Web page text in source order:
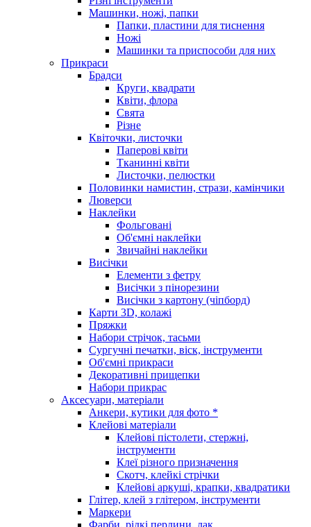
Машинки, ножі, папки
Папки, пластини для тиснення
Ножі
Машинки та приспособи для них
Прикраси
Брадси
Круги, квадрати
Квіти, флора
Свята
Різне
Квіточки, листочки
Паперові квіти
Тканинні квіти
Листочки, пелюстки
Половинки намистин, стрази, камінчики
Люверси
Наклейки
Фольговані
Об'ємні наклейки
Звичайні наклейки
Висічки
Елементи з фетру
Висічки з пінорезини
Висічки з картону (чіпборд)
Карти 3D, колажі
Пряжки
Набори стрічок, тасьми
Сургучні печатки, віск, інструменти
Об'ємні прикраси
Декоративні прищепки
Набори прикрас
Аксесуари, матеріали
Анкери, кутики для фото *
Клейові матеріали
Клейові пістолети, стержні,
інструменти
Клеї різного призначення
Скотч, клейкі стрічки
Клейові аркуші, крапки, квадратики
Глітер, клей з глітером, інструменти
Маркери
Фарби, рідкі перлини, лак